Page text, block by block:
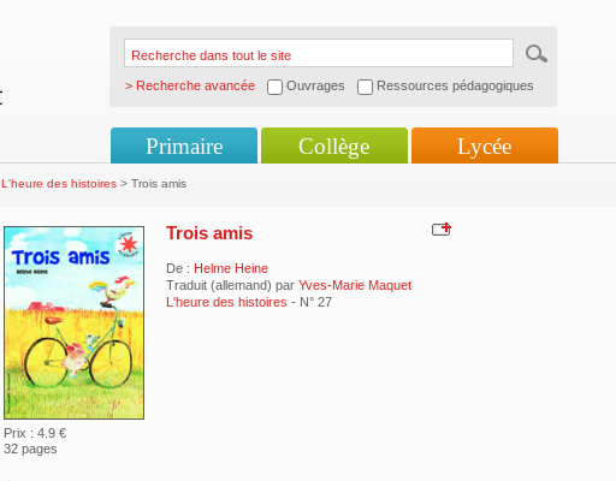
> Recherche avancée Ouvrages Ressources pédagogiques
Primaire Collège Lycée
L'heure des histoires> Trois amis
Prix : 4.9 €
32 pages
Trois amis
De : Helme Heine
Traduit (allemand) par Yves-Marie Maquet
L'heure des histoires - N° 27